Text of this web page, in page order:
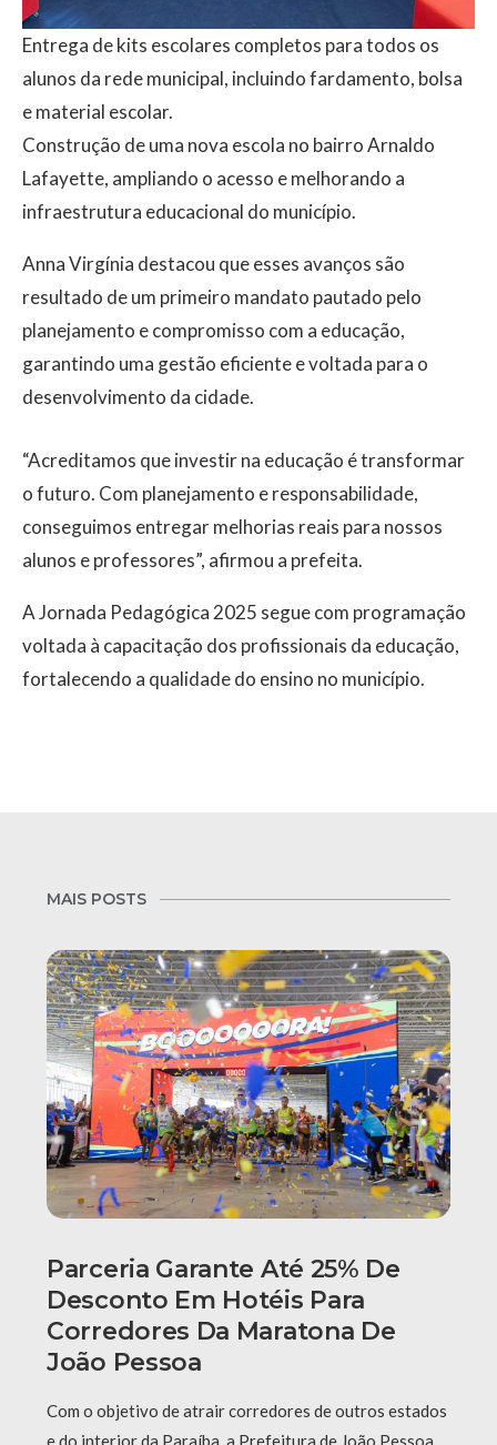
Entrega de kits escolares completos para todos os
alunos da rede municipal, incluindo fardamento, bolsa
e material escolar.
Construção de uma nova escola no bairro Arnaldo
Lafayette, ampliando o acesso e melhorando a
infraestrutura educacional do município.
Anna Virgínia destacou que esses avanços são
resultado de um primeiro mandato pautado pelo
planejamento e compromisso com a educação,
garantindo uma gestão eficiente e voltada para o
desenvolvimento da cidade.
“Acreditamos que investir na educação é transformar
o futuro. Com planejamento e responsabilidade,
conseguimos entregar melhorias reais para nossos
alunos e professores”, afirmou a prefeita.
A Jornada Pedagógica 2025 segue com programação
voltada à capacitação dos profissionais da educação,
fortalecendo a qualidade do ensino no município.
MAIS POSTS
Parceria Garante Até 25% De
Desconto Em Hotéis Para
Corredores Da Maratona De
João Pessoa
Com o objetivo de atrair corredores de outros estados